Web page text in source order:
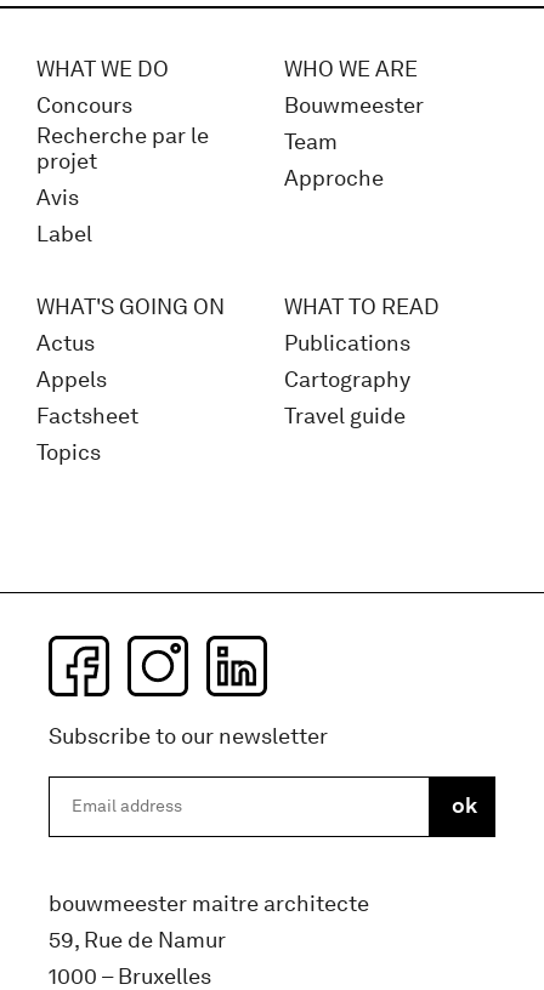
WHAT WE DO
Concours
Recherche par le
projet
Avis
Label
WHO WE ARE
Bouwmeester
Team
Approche
WHAT'S GOING ON
Actus
Appels
Factsheet
Topics
WHAT TO READ
Publications
Cartography
Travel guide
Subscribe to our newsletter
bouwmeester maitre architecte
59, Rue de Namur
1000 – Bruxelles